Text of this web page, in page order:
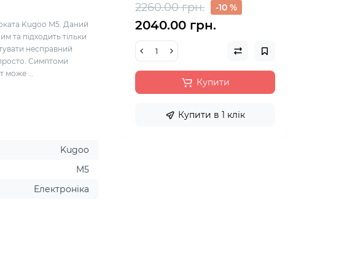
Kugoo M5. Даний
та підходить тільки
несправний
Симптоми
може ...
Kugoo
M5
Електроніка
2260.00 грн. -10 %
2040.00 грн.
Купити
Купити в 1 клік